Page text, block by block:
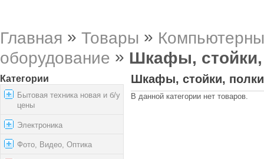
Главная » Товары »
оборудование » Шкафы, стойки,
Категории
Бытовая техника новая и б/у
цены
Электроника
Фото, Видео, Оптика
Шкафы, стойки, полки
В данной категории нет товаров.